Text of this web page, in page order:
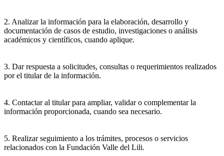
2. Analizar la información para la elaboración, desarrollo y
documentación de casos de estudio, investigaciones o análisis
académicos y científicos, cuando aplique.
3. Dar respuesta a solicitudes, consultas o requerimientos realizados
por el titular de la información.
4. Contactar al titular para ampliar, validar o complementar la
información proporcionada, cuando sea necesario.
5. Realizar seguimiento a los trámites, procesos o servicios
relacionados con la Fundación Valle del Lili.